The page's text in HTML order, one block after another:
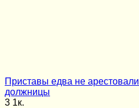
Приставы едва не
должницы
3 1к.